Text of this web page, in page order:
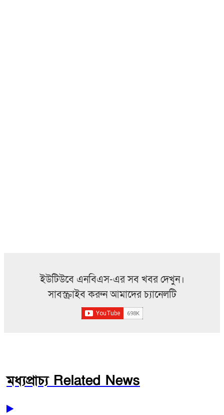
ইউটিউবে এনবিএস-এর সব খবর দেখুন।
সাবস্ক্রাইব করুন আমাদের চ্যানেলটি
মধ্যপ্রাচ্য Related News